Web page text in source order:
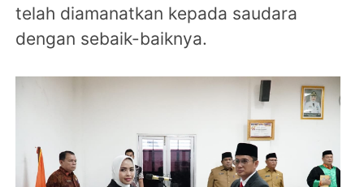
telah diamanatkan kepada saudara
dengan sebaik-baiknya.